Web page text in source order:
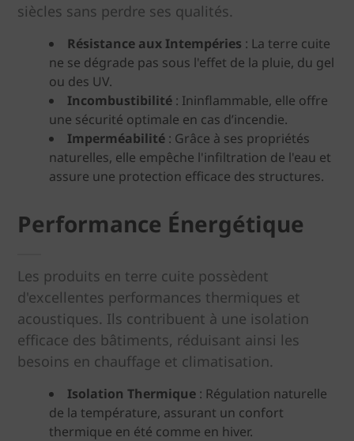
siècles sans perdre ses qualités.
Résistance aux Intempéries : La terre cuite
ne se dégrade pas sous l'effet de la pluie, du gel
ou des UV.
Incombustibilité : Ininflammable, elle offre
une sécurité optimale en cas d’incendie.
Imperméabilité : Grâce à ses propriétés
naturelles, elle empêche l'infiltration de l'eau et
assure une protection efficace des structures.
Performance Énergétique
Les produits en terre cuite possèdent
d'excellentes performances thermiques et
acoustiques. Ils contribuent à une isolation
efficace des bâtiments, réduisant ainsi les
besoins en chauffage et climatisation.
Isolation Thermique : Régulation naturelle
de la température, assurant un confort
thermique en été comme en hiver.